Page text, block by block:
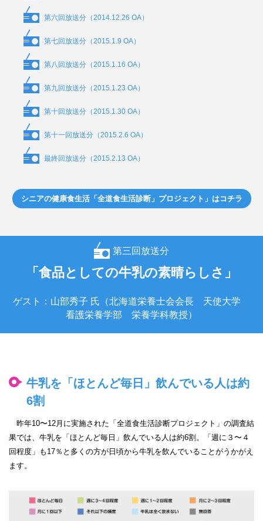
第六回放送分（2014.12.26 OA）
第七回放送分（2015.1.9 OA）
第八回放送分（2015.1.16 OA）
第九回放送分（2015.1.23 OA）
第十回放送分（2015.1.30 OA）
第十一回放送分（2015.2.6 OA）
最終回放送分（2015.2.13 OA）
シニアの健康食生活「全道食生活診断」プロジェクト」はコチラ
第三回放送分
「食品としての牛乳の素晴らしさ」
ゲスト：山部秀子 氏（北海道栄養士会会長 天使大学
看護栄養学部 栄養学科教授）
牛乳を「ほとんど毎日」飲んでいる人は約
6割
昨年10〜12月に実施された「全道食生活診断プロジェクト」の調査結
果では、牛乳を「ほとんど毎日」飲んでいる人は約6割。「週に３〜４
回程度」も17％と多くの方が日頃から牛乳を飲んでいることがうかがえ
ます。